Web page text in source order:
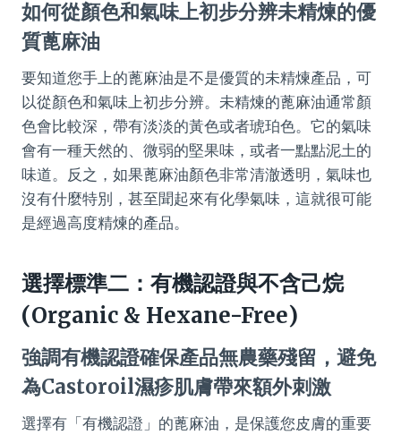
如何從顏色和氣味上初步分辨未精煉的優
質蓖麻油
要知道您手上的蓖麻油是不是優質的未精煉產品，可
以從顏色和氣味上初步分辨。未精煉的蓖麻油通常顏
色會比較深，帶有淡淡的黃色或者琥珀色。它的氣味
會有一種天然的、微弱的堅果味，或者一點點泥土的
味道。反之，如果蓖麻油顏色非常清澈透明，氣味也
沒有什麼特別，甚至聞起來有化學氣味，這就很可能
是經過高度精煉的產品。
選擇標準二：有機認證與不含己烷
(Organic & Hexane-Free)
強調有機認證確保產品無農藥殘留，避免
為Castoroil濕疹肌膚帶來額外刺激
選擇有「有機認證」的蓖麻油，是保護您皮膚的重要